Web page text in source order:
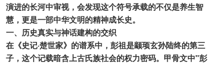
演进的长河中审视，会发现这个符号承载的不仅是养生智
慧，更是一部中华文明的精神成长史。
一、历史真实与神话建构的交织
在《史记·楚世家》的谱系中，彭祖是颛顼玄孙陆终的第三
子，这个记载暗含上古氏族社会的权力密码。甲骨文中"彭